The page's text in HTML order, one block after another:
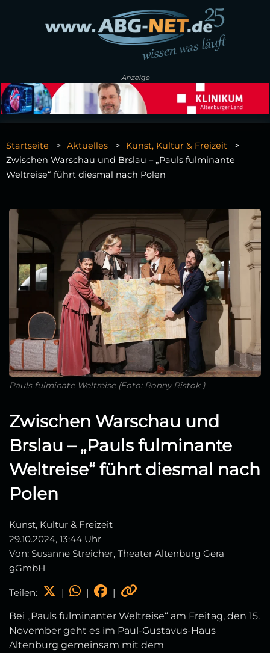
Anzeige
Startseite Aktuelles
Kunst, Kultur & Freizeit
Zwischen Warschau und Brslau – „Pauls fulminante
Weltreise“ führt diesmal nach Polen
Pauls fulminate Weltreise (Foto: Ronny Ristok )
Zwischen Warschau und
Brslau – „Pauls fulminante
Weltreise“ führt diesmal nach
Polen
Kunst, Kultur & Freizeit
29.10.2024, 13:44 Uhr
Von: Susanne Streicher, Theater Altenburg Gera
gGmbH
Teilen: | | |
Bei „Pauls fulminanter Weltreise“ am Freitag, den 15.
November geht es im Paul-Gustavus-Haus
Altenburg gemeinsam mit dem